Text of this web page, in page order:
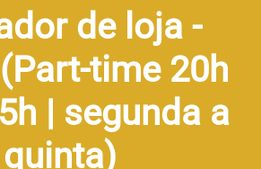
de loja -
time 20h
| segunda a
quinta)